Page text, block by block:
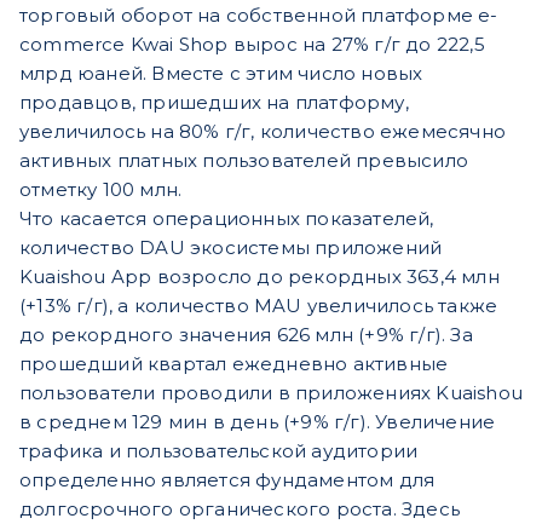
торговый оборот на собственной платформе e-
commerce Kwai Shop вырос на 27% г/г до 222,5
млрд юаней. Вместе с этим число новых
продавцов, пришедших на платформу,
увеличилось на 80% г/г, количество ежемесячно
активных платных пользователей превысило
отметку 100 млн.
Что касается операционных показателей,
количество DAU экосистемы приложений
Kuaishou App возросло до рекордных 363,4 млн
(+13% г/г), а количество MAU увеличилось также
до рекордного значения 626 млн (+9% г/г). За
прошедший квартал ежедневно активные
пользователи проводили в приложениях Kuaishou
в среднем 129 мин в день (+9% г/г). Увеличение
трафика и пользовательской аудитории
определенно является фундаментом для
долгосрочного органического роста. Здесь